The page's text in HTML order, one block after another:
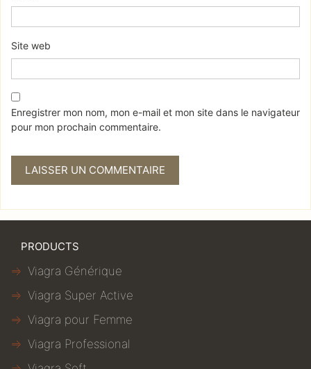
Site web
Enregistrer mon nom, mon e-mail et mon site dans le navigateur
pour mon prochain commentaire.
PRODUCTS
Viagra Générique
Viagra Super Active
Viagra pour Femme
Viagra Professional